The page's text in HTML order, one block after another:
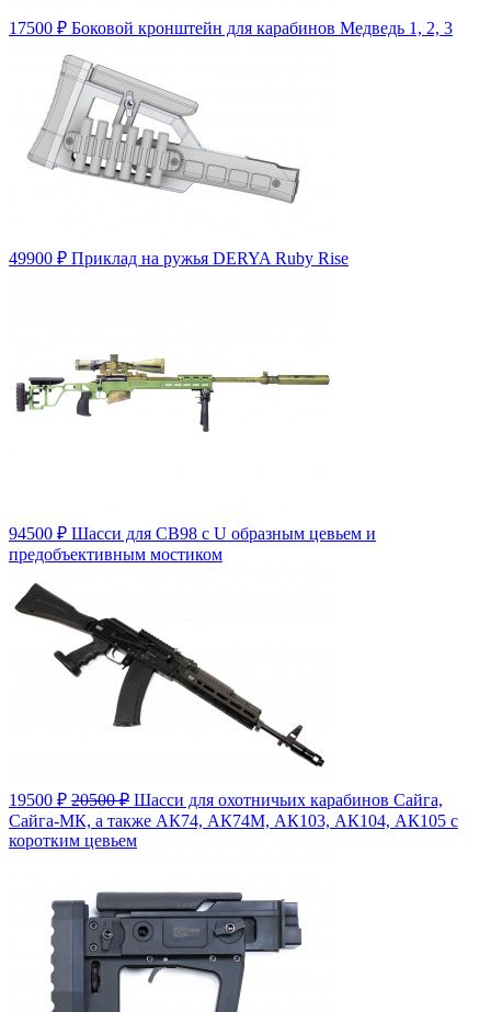
17500 ₽ Боковой кронштейн для карабинов Медведь 1, 2, 3
49900 ₽ Приклад на ружья DERYA Ruby Rise
94500 ₽ Шасси для СВ98 с U образным цевьем и
предобъективным мостиком
19500 ₽ 20500 ₽ Шасси для охотничьих карабинов Сайга,
Сайга-МК, а также АК74, АК74М, АК103, АК104, АК105 с
коротким цевьем